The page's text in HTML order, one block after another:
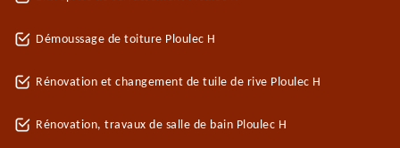
Démoussage de toiture Ploulec H
Rénovation et changement de tuile de rive Ploulec H
Rénovation, travaux de salle de bain Ploulec H